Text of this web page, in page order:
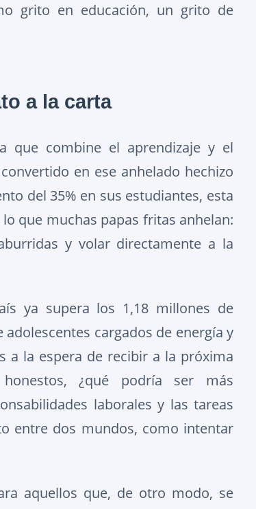
grito en educación, un grito de
a la carta
que combine el aprendizaje y el
en ese anhelado hechizo
del 35% en sus estudiantes, esta
que muchas papas fritas anhelan:
y volar directamente a la
ya supera los 1,18 millones de
cargados de energía y
a la espera de recibir a la próxima
¿qué podría ser más
laborales y las tareas
entre dos mundos, como intentar
aquellos que, de otro modo, se